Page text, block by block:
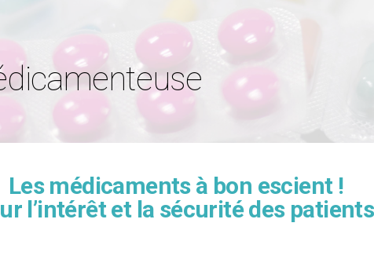
Les médicaments à bon escient !
l’intérêt et la sécurité des